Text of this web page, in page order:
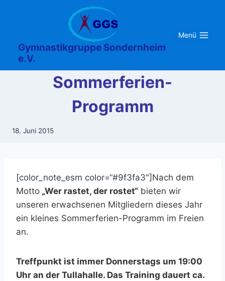
Gymnastikgruppe Sondernheim
e.V.
Menü
Sommerferien-
Programm
18. Juni 2015
[color_note_esm color=“#9f3fa3″] Nach dem
Motto „Wer rastet, der rostet“ bieten wir
unseren erwachsenen Mitgliedern dieses Jahr
ein kleines Sommerferien-Programm im Freien
an.
Treffpunkt ist immer Donnerstags um 19:00
Uhr an der Tullahalle. Das Training dauert ca.